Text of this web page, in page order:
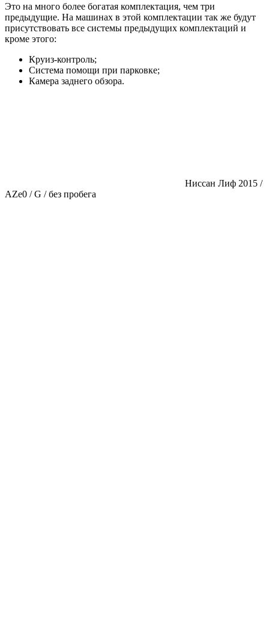
Это на много более богатая комплектация, чем три
предыдущие. На машинах в этой комплектации так же будут
присутствовать все системы предыдущих комплектаций и
кроме этого:
Круиз-контроль;
Система помощи при парковке;
Камера заднего обзора.
Ниссан Лиф 2015 /
АZe0 / G / без пробега